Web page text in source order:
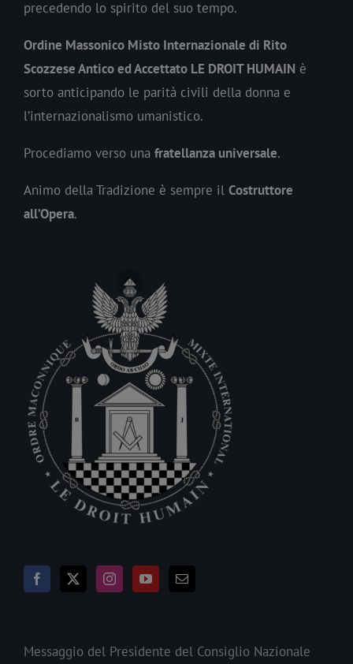
precedendo lo spirito del suo tempo.
Ordine Massonico Misto Internazionale di Rito
Scozzese Antico ed Accettato LE DROIT HUMAIN è
sorto anticipando le parità civili della donna e
l’internazionalismo umanistico.
Procediamo verso una fratellanza universale.
Animo della Tradizione è sempre il Costruttore
all’Opera.
Messaggio del Presidente del Consiglio Nazionale